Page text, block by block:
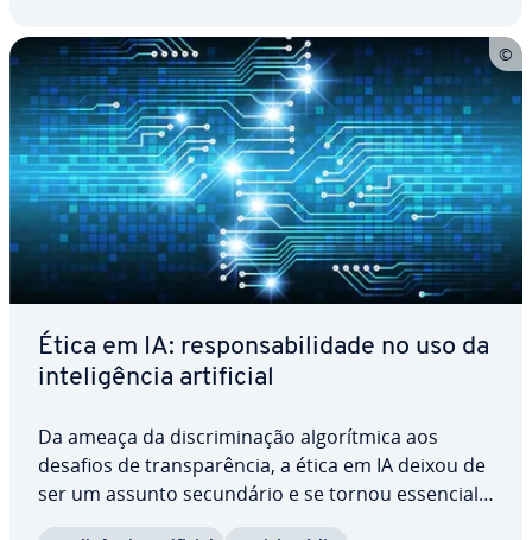
Ética em IA: res­pon­sa­bi­li­dade no uso da
in­te­li­gên­cia ar­ti­fi­cial
Da ameaça da dis­cri­mi­na­ção al­go­rít­mica aos
desafios de trans­pa­rên­cia, a ética em IA deixou de
ser um assunto se­cun­dá­rio e se tornou essencial